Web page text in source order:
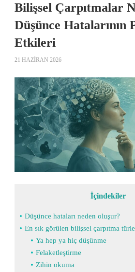
Bilişsel Çarpıtmalar
Düşünce Hatalarının
Etkileri
21 HAZIRAN 2026
İçindekiler
Düşünce hataları neden oluşur?
En sık görülen bilişsel çarpıtma
Ya hep ya hiç düşünme
Felaketleştirme
Zihin okuma